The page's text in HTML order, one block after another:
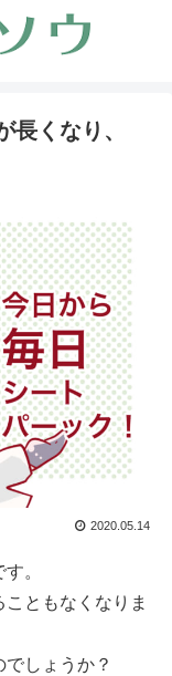
長くなり、
2020.05.14
。
ともなくなりま
しょうか？